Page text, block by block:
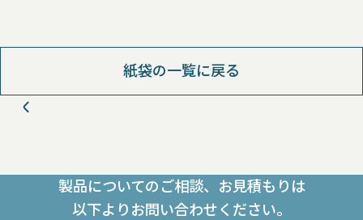
紙袋の一覧に戻る
製品についてのご相談、お見積もりは
以下よりお問い合わせください。